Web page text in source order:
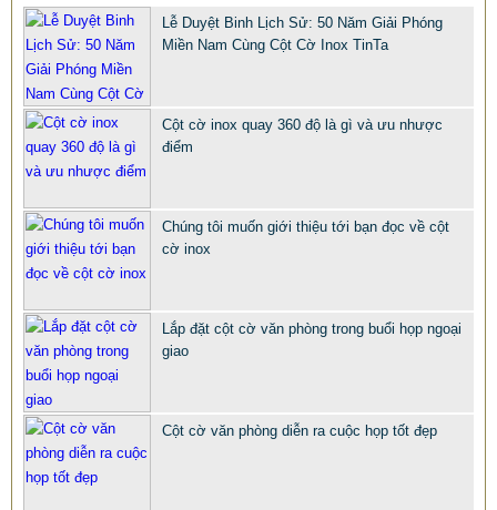
QUÀ TẶNG Ý NGHĨA CHO SẾP – ĐỘC LẠ, SANG TRỌNG -
CỜ ĐỂ BÀN & HỘP BÚT CAO CẤP
2.968.680 VNĐ
Mẫu: QUA TANG Y NGHIA CHO SEP
Lễ Duyệt Binh Lịch Sử: 50 Năm Giải Phóng
Miền Nam Cùng Cột Cờ Inox TinTa
Cột cờ inox quay 360 độ là gì và ưu nhược
điểm
Chúng tôi muốn giới thiệu tới bạn đọc về cột
cờ inox
Lắp đặt cột cờ văn phòng trong buổi họp ngoại
giao
Cột cờ văn phòng diễn ra cuộc họp tốt đẹp